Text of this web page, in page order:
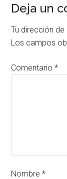
Deja un
Tu dirección
Los campos
Comentario*
Nombre*